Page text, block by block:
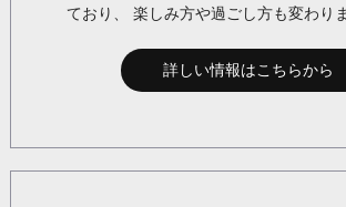
ており、 楽しみ方や過ごし方も変わりま
詳しい情報はこちらから